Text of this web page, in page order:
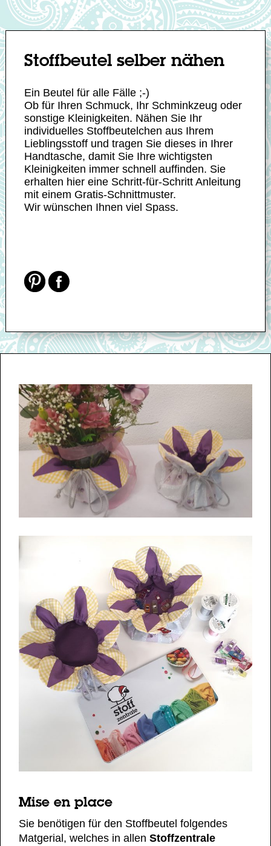
Stoffbeutel selber nähen
Ein Beutel für alle Fälle ;-)
Ob für Ihren Schmuck, Ihr Schminkzeug oder
sonstige Kleinigkeiten. Nähen Sie Ihr
individuelles Stoffbeutelchen aus Ihrem
Lieblingsstoff und tragen Sie dieses in Ihrer
Handtasche, damit Sie Ihre wichtigsten
Kleinigkeiten immer schnell auffinden. Sie
erhalten hier eine Schritt-für-Schritt Anleitung
mit einem Gratis-Schnittmuster.
Wir wünschen Ihnen viel Spass.
Mise en place
Sie benötigen für den Stoffbeutel folgendes
Matgerial, welches in allen Stoffzentrale